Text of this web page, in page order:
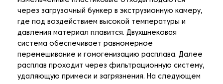
через загрузочный бункер в экструзионную камеру,
где под воздействием высокой температуры и
давления материал плавится. Двухшнековая
система обеспечивает равномерное
перемешивание и гомогенизацию расплава. Далее
расплав проходит через фильтрационную систему,
удаляющую примеси и загрязнения. На следующем